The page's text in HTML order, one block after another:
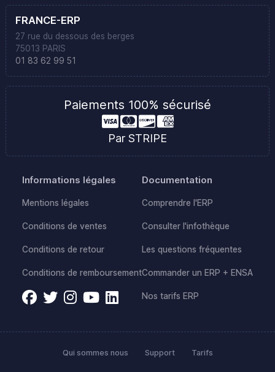
FRANCE-ERP
27 rue du dessous des berges
75013 PARIS
01 83 62 99 51
Paiements 100% sécurisé
Par STRIPE
Informations légales
Mentions légales
Conditions de ventes
Conditions de retour
Conditions de remboursement
Documentation
Comprendre l'ERP
Consulter l'infothèque
Les questions fréquentes
Commander un ERP + ENSA
Nos tarifs ERP
Qui sommes nous Support Tarifs